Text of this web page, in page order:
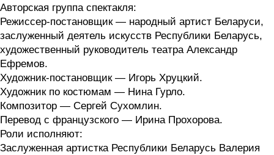
Авторская группа спектакля:
Режиссер-постановщик — народный артист Беларуси,
заслуженный деятель искусств Республики Беларусь,
художественный руководитель театра Александр
Ефремов.
Художник-постановщик — Игорь Хруцкий.
Художник по костюмам — Нина Гурло.
Композитор — Сергей Сухомлин.
Перевод с французского — Ирина Прохорова.
Роли исполняют:
Заслуженная артистка Республики Беларусь Валерия